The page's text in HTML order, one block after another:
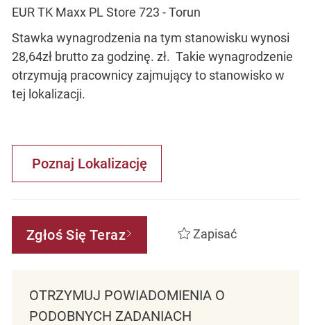
EUR TK Maxx PL Store 723 - Torun
Stawka wynagrodzenia na tym stanowisku wynosi
28,64zł brutto za godzinę. zł. Takie wynagrodzenie
otrzymują pracownicy zajmujący to stanowisko w
tej lokalizacji.
Poznaj Lokalizację
Zgłoś Się Teraz Zapisać
OTRZYMUJ POWIADOMIENIA O
PODOBNYCH ZADANIACH